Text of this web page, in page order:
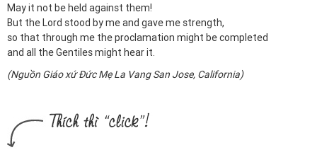
May it not be held against them!
But the Lord stood by me and gave me strength,
so that through me the proclamation might be completed
and all the Gentiles might hear it.
(Nguồn Giáo xứ Đức Mẹ La Vang San Jose, California)